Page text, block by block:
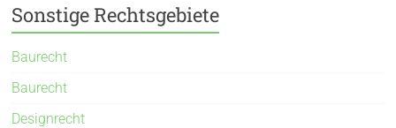
Sonstige Rechtsgebiete
Baurecht
Baurecht
Designrecht